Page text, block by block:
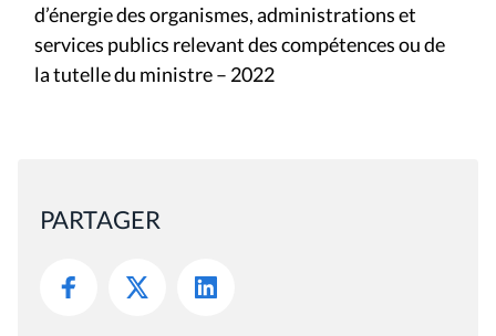
d’énergie des organismes, administrations et
services publics relevant des compétences ou de
la tutelle du ministre – 2022
PARTAGER